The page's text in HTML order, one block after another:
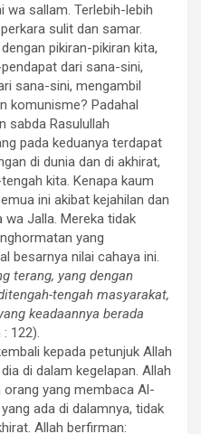
wa sallam. Terlebih-lebih
sulit dan samar.
pikiran-pikiran kita,
dari sana-sini,
sana-sini, mengambil
komunisme? Padahal
sabda Rasulullah
pada keduanya terdapat
di dunia dan di akhirat,
kita. Kenapa kaum
ini akibat kejahilan dan
wa Jalla. Mereka tidak
yang
besarnya nilai cahaya ini.
terang, yang dengan
tengah masyarakat,
keadaannya berada
122).
kepada petunjuk Allah
di dalam kegelapan. Allah
orang yang membaca Al-
ada di dalamnya, tidak
Allah berfirman: